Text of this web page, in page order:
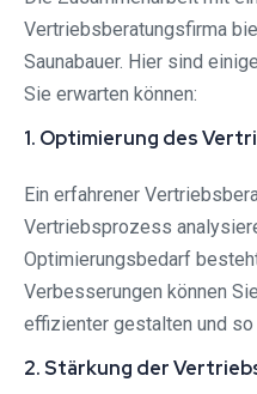
Vertriebsberatungsfirma
Saunabauer. Hier sind
Sie erwarten können:
1. Optimierung des
Ein erfahrener
Vertriebsprozess
Optimierungsbedarf
Verbesserungen können
effizienter gestalten und
2. Stärkung der